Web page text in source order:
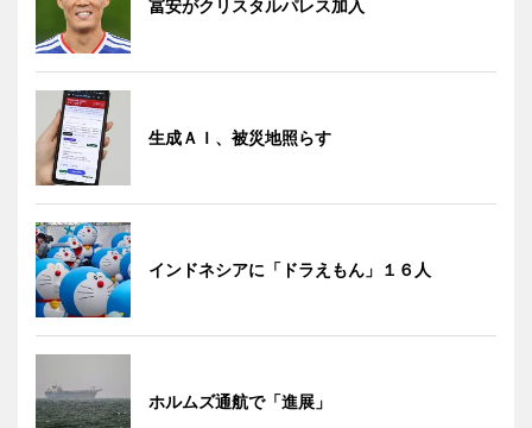
冨安がクリスタルパレス加入
生成ＡＩ、被災地照らす
インドネシアに「ドラえもん」１６人
ホルムズ通航で「進展」